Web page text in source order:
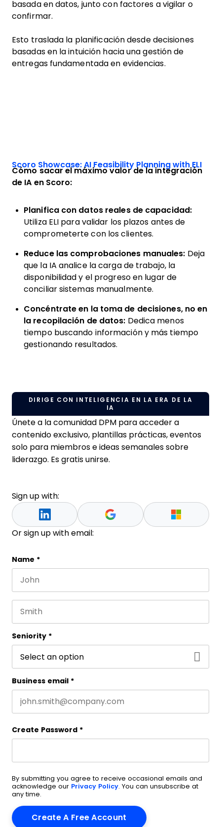
basada en datos, junto con factores a vigilar o
confirmar.
Esto traslada la planificación desde decisiones
basadas en la intuición hacia una gestión de
entregas fundamentada en evidencias.
Scoro Showcase: AI Feasibility Planning with ELI
Cómo sacar el máximo valor de la integración
de IA en Scoro:
Planifica con datos reales de capacidad:
Utiliza ELI para validar los plazos antes de
comprometerte con los clientes.
Reduce las comprobaciones manuales: Deja
que la IA analice la carga de trabajo, la
disponibilidad y el progreso en lugar de
conciliar sistemas manualmente.
Concéntrate en la toma de decisiones, no en
la recopilación de datos: Dedica menos
tiempo buscando información y más tiempo
gestionando resultados.
DIRIGE CON INTELIGENCIA EN LA ERA DE LA
IA
Únete a la comunidad DPM para acceder a
contenido exclusivo, plantillas prácticas, eventos
solo para miembros e ideas semanales sobre
liderazgo. Es gratis unirse.
Sign up with:
Or sign up with email:
Phone
Este campo es un campo de validación y debe
Name *
Seniority *
Business email *
Create Password *
By submitting you agree to receive occasional emails and
acknowledge our Privacy Policy. You can unsubscribe at
any time.